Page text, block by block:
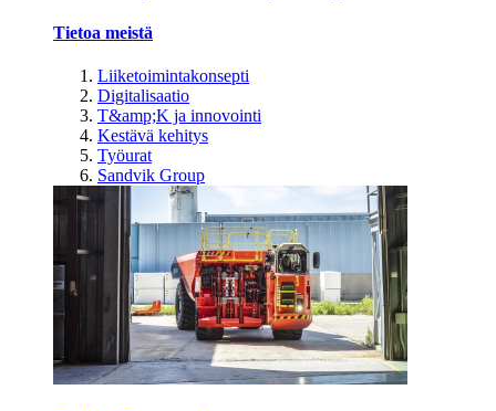
Tietoa meistä
Liiketoimintakonsepti
Digitalisaatio
T&amp;K ja innovointi
Kestävä kehitys
Työurat
Sandvik Group